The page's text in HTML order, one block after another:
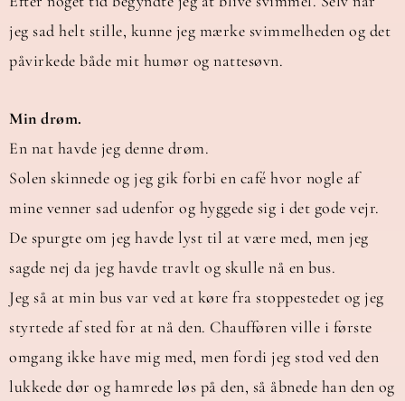
jeg sad helt stille, kunne jeg mærke svimmelheden og det
påvirkede både mit humør og nattesøvn.
Min drøm.
En nat havde jeg denne drøm.
Solen skinnede og jeg gik forbi en café hvor nogle af
mine venner sad udenfor og hyggede sig i det gode vejr.
De spurgte om jeg havde lyst til at være med, men jeg
sagde nej da jeg havde travlt og skulle nå en bus.
Jeg så at min bus var ved at køre fra stoppestedet og jeg
styrtede af sted for at nå den. Chaufføren ville i første
omgang ikke have mig med, men fordi jeg stod ved den
lukkede dør og hamrede løs på den, så åbnede han den og